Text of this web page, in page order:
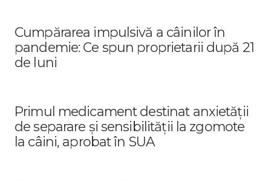
Cumpărarea impulsivă a câinilor în
pandemie: Ce spun proprietarii după 21
de luni
Primul medicament destinat anxietății
de separare și sensibilității la zgomote
la câini, aprobat în SUA